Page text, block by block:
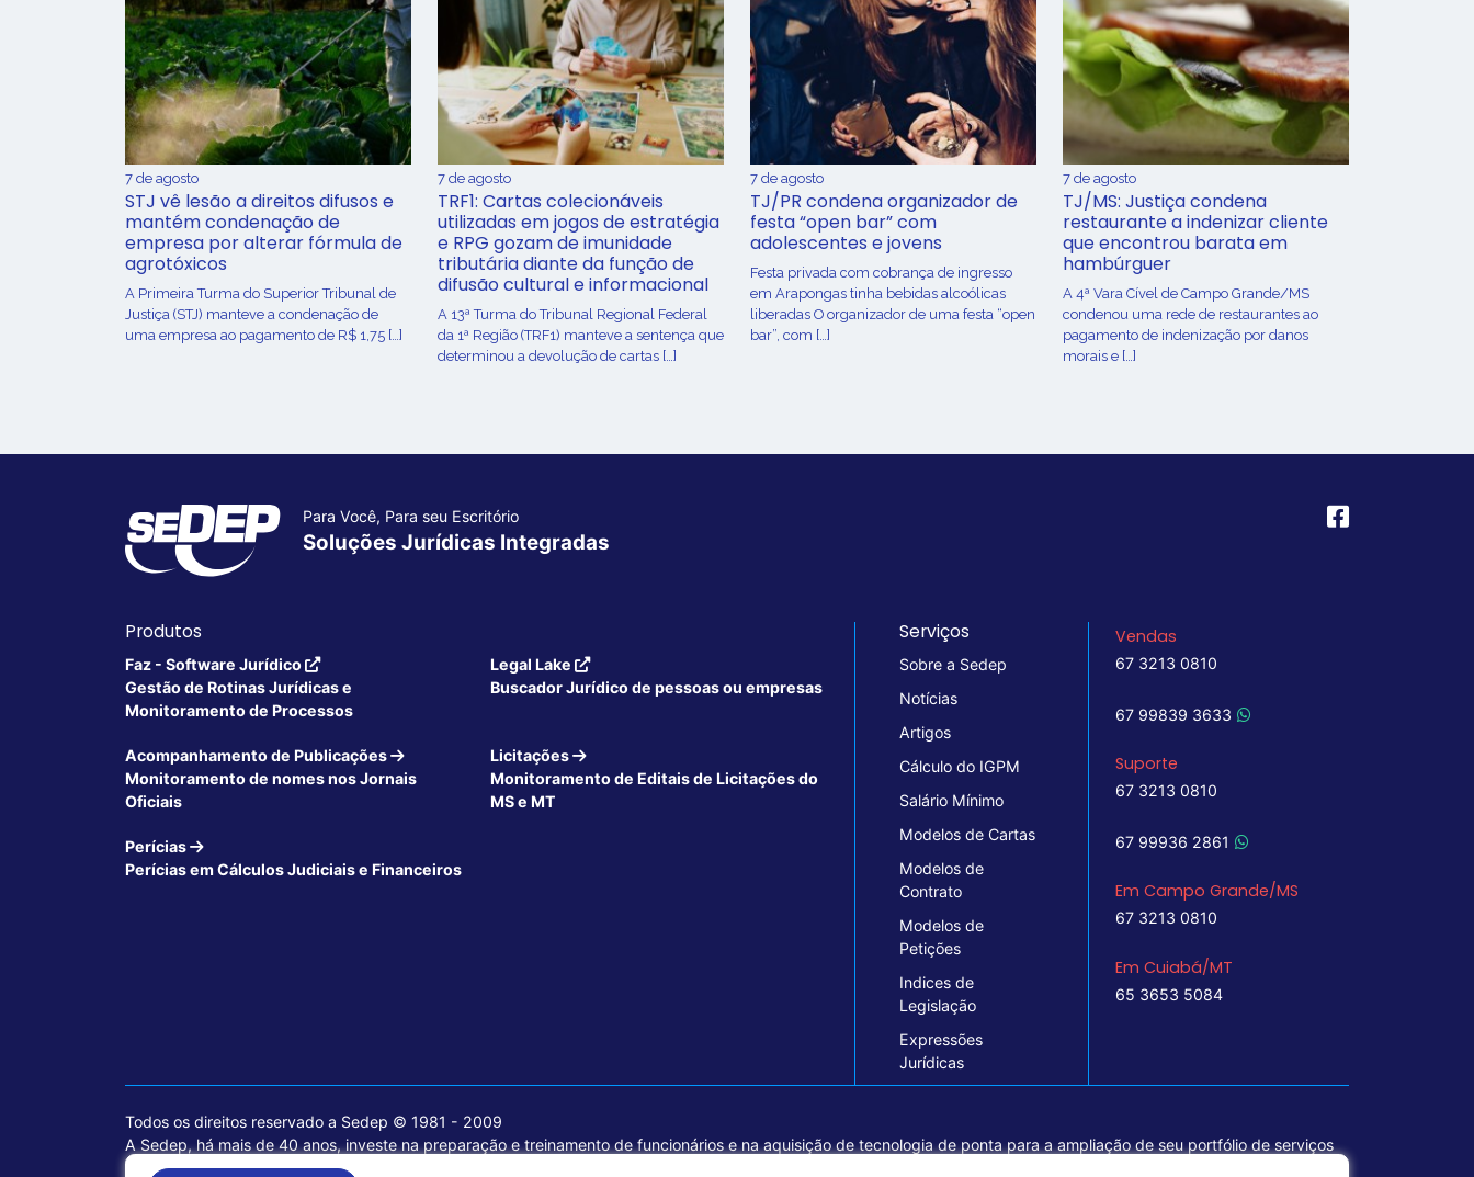
7 de agosto
STJ vê lesão a direitos difusos e
mantém condenação de
empresa por alterar fórmula de
agrotóxicos
​A Primeira Turma do Superior Tribunal de
Justiça (STJ) manteve a condenação de
uma empresa ao pagamento de R$ 1,75 […]
7 de agosto
TRF1: Cartas colecionáveis
utilizadas em jogos de estratégia
e RPG gozam de imunidade
tributária diante da função de
difusão cultural e informacional
A 13ª Turma do Tribunal Regional Federal
da 1ª Região (TRF1) manteve a sentença que
determinou a devolução de cartas […]
7 de agosto
TJ/PR condena organizador de
festa “open bar” com
adolescentes e jovens
Festa privada com cobrança de ingresso
em Arapongas tinha bebidas alcoólicas
liberadas O organizador de uma festa “open
bar”, com […]
7 de agosto
TJ/MS: Justiça condena
restaurante a indenizar cliente
que encontrou barata em
hambúrguer
A 4ª Vara Cível de Campo Grande/MS
condenou uma rede de restaurantes ao
pagamento de indenização por danos
morais e […]
Para Você, Para seu Escritório
Soluções Jurídicas Integradas
Produtos
Faz - Software Jurídico
Gestão de Rotinas Jurídicas e
Monitoramento de Processos
Legal Lake
Buscador Jurídico de pessoas ou empresas
Acompanhamento de Publicações
Monitoramento de nomes nos Jornais
Oficiais
Licitações
Monitoramento de Editais de Licitações do
MS e MT
Perícias
Perícias em Cálculos Judiciais e Financeiros
Serviços
Sobre a Sedep
Notícias
Artigos
Cálculo do IGPM
Salário Mínimo
Modelos de Cartas
Modelos de
Contrato
Modelos de
Petições
Indices de
Legislação
Expressões
Jurídicas
Vendas
67 3213 0810
67 99839 3633
Suporte
67 3213 0810
67 99936 2861
Em Campo Grande/MS
67 3213 0810
Em Cuiabá/MT
65 3653 5084
Todos os direitos reservado a Sedep © 1981 - 2009
A Sedep, há mais de 40 anos, investe na preparação e treinamento de funcionários e na aquisição de tecnologia de ponta para a ampliação de seu portfólio de serviços
voltados para a área jurídica, que contemplam informações seguras e excelentes soluções empresariais.